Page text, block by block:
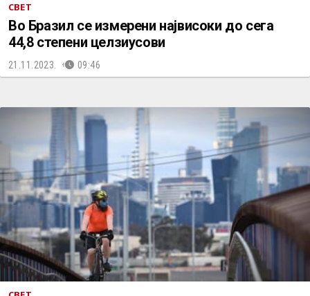
СВЕТ
Во Бразил се измерени највисоки до сега
44,8 степени целзиусови
21.11.2023. 09:46